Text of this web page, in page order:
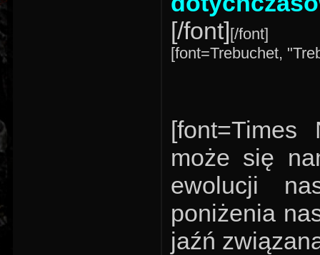
[/font] [/font]
[font=Trebuchet,
[font=Times
może się
ewolucji
poniżenia
jaźń